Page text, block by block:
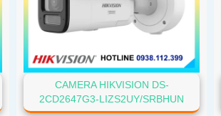
CAMERA HIKVISION DS-
2CD2647G3-LIZS2UY/SRBHUN